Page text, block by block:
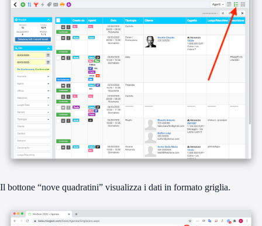
Il bottone “nove quadratini” visualizza i dati in formato griglia.